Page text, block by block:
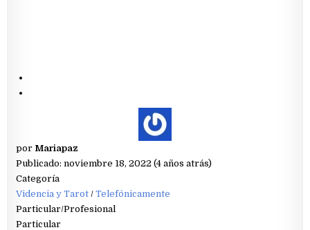
por Mariapaz
Publicado: noviembre 18, 2022 (4 años atrás)
Categoría
Videncia y Tarot /Telefónicamente
Particular/Profesional
Particular